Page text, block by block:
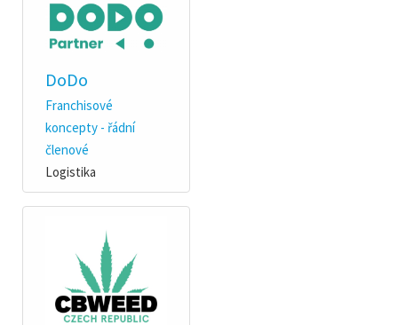
DoDo
Franchisové
koncepty - řádní
členové
Logistika